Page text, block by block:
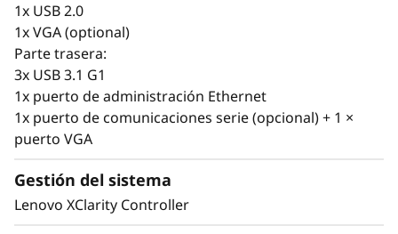
Diseño versátil
Los servidores son la espina dorsal de su
infraestructura de TI cambiante. Es necesario
disponer de servidores ágiles que puedan
modificarse fácilmente a medida que cambian
sus requisitos de TI.
1x USB 2.0
1x VGA (optional)
Parte trasera:
3x USB 3.1 G1
1x puerto de administración Ethernet
1x puerto de comunicaciones serie (opcional) + 1 ×
puerto VGA
Gestión del sistema
Lenovo XClarity Controller